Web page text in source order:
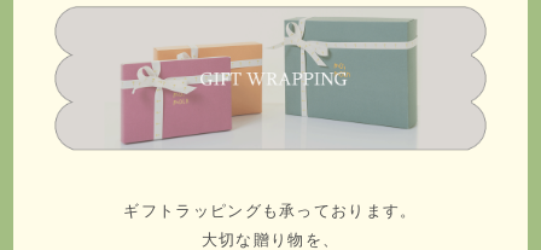
ギフトラッピングも承っております。
大切な贈り物を、